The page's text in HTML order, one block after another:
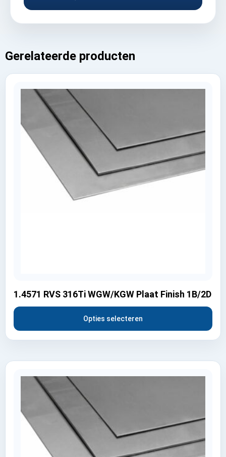
Gerelateerde producten
1.4571 RVS 316Ti WGW/KGW Plaat Finish 1B/2D
Opties selecteren